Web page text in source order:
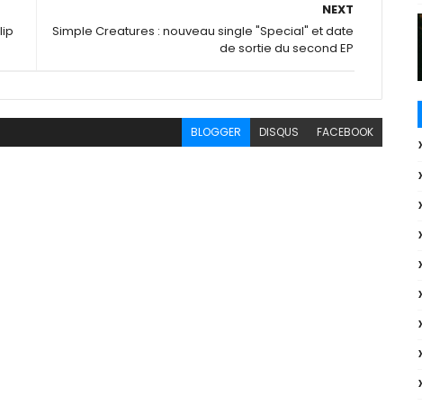
NEXT
Simple Creatures : nouveau single "Special" et date
de sortie du second EP
BLOGGER DISQUS FACEBOOK